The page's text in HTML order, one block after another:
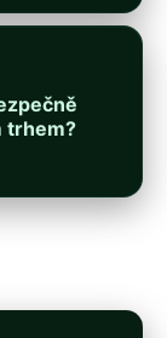
trhem?